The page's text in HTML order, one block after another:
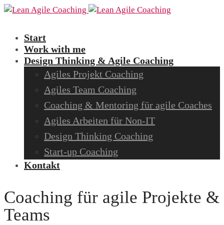
Start
Work with me
Design Thinking & Agile Coaching
Agiles Projekt Coaching
Agiles Team Coaching
Coaching & Mentoring für agile Coaches
Agiles Arbeiten für Non-IT
Design Thinking Coaching
Start-up Coaching
Kontakt
Coaching für agile Projekte &
Teams